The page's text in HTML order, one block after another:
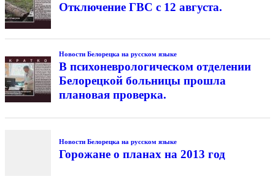
Отключение ГВС с 12 августа.
Новости Белорецка на русском языке
В психоневрологическом отделении
Белорецкой больницы прошла
плановая проверка.
Новости Белорецка на русском языке
Горожане о планах на 2013 год